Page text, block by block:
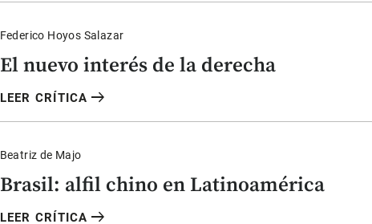
Federico Hoyos Salazar
El nuevo interés de la derecha
LEER CRÍTICA arrow_right_alt
Beatriz de Majo
Brasil: alfil chino en Latinoamérica
LEER CRÍTICA arrow_right_alt